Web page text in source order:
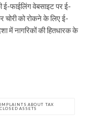
ई-फाईलिंग वेबसाइट पर ई-
चोरी को रोकने के लिए ई-
में नागरिकों की हितधारक के
ABOUT TAX
ASSETS